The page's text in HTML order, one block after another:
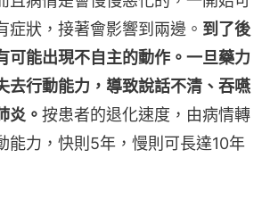
症狀，接著會影響到兩邊。 到了後
可能出現不自主的動作。一旦藥力
去行動能力，導致說話不清、吞嚥
炎。 按患者的退化速度，由病情轉
能力，快則5年，慢則可長達10年